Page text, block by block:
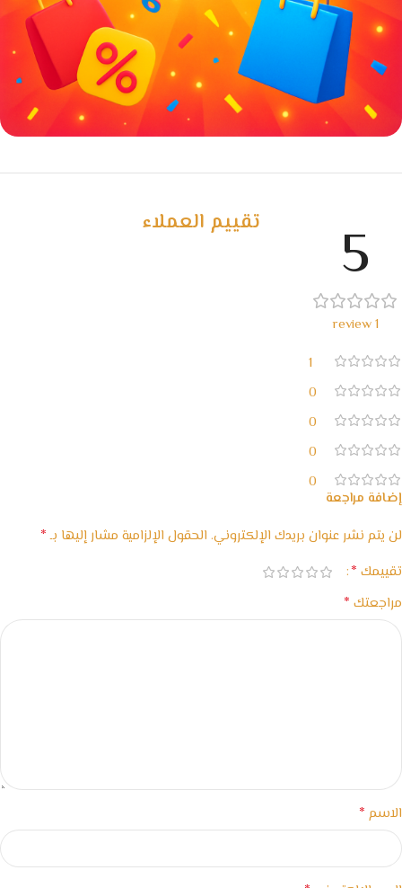
خصومات كبيرة
تقييم العملاء
5
1 review
1
0
0
0
0
إضافة مراجعة
لن يتم نشر عنوان بريدك الإلكتروني. الحقول الإلزامية مشار إليها بـ*
تقييمك *
مراجعتك *
الاسم *